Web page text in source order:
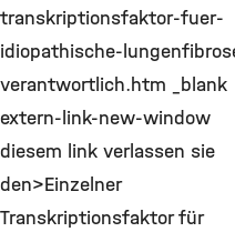
transkriptionsfaktor-fuer-
idiopathische-
verantwortlich.htm _blank
extern-link-new-window
diesem link verlassen sie
den>Einzelner
Transkriptionsfaktor für